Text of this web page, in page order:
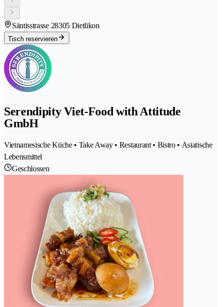
Säntisstrasse 28305 Dietlikon
Tisch reservieren
Serendipity Viet-Food with Attitude
GmbH
Vietnamesische Küche • Take Away • Restaurant • Bistro • Asiatische
Lebensmittel
Geschlossen